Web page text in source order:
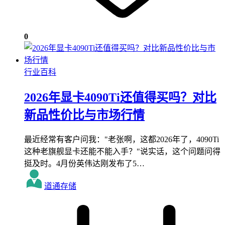
0
行业百科
2026年显卡4090Ti还值得买吗？对比
新品性价比与市场行情
最近经常有客户问我："老张啊，这都2026年了，4090Ti
这种老旗舰显卡还能不能入手？"说实话，这个问题问得
挺及时。4月份英伟达刚发布了5…
道通存储